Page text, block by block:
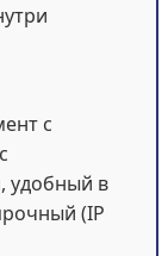
с
удобный в
(IP